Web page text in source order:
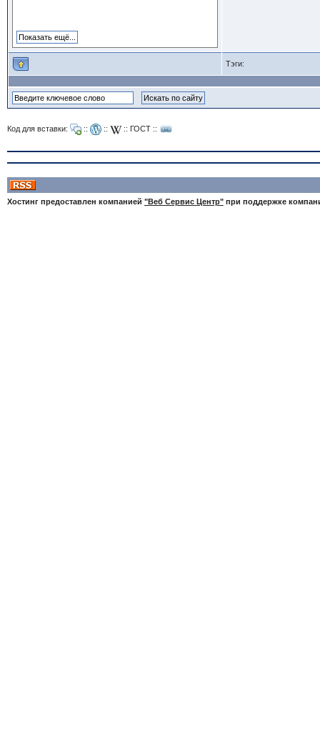
Тэги:
Код для вставки: :: :: :: ГОСТ::
Хостинг предоставлен компанией "Веб Сервис Центр"при поддержке